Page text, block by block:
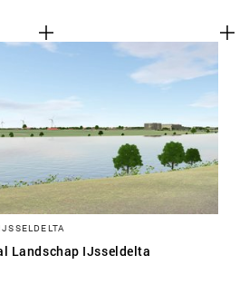
Landschap IJsseldelta